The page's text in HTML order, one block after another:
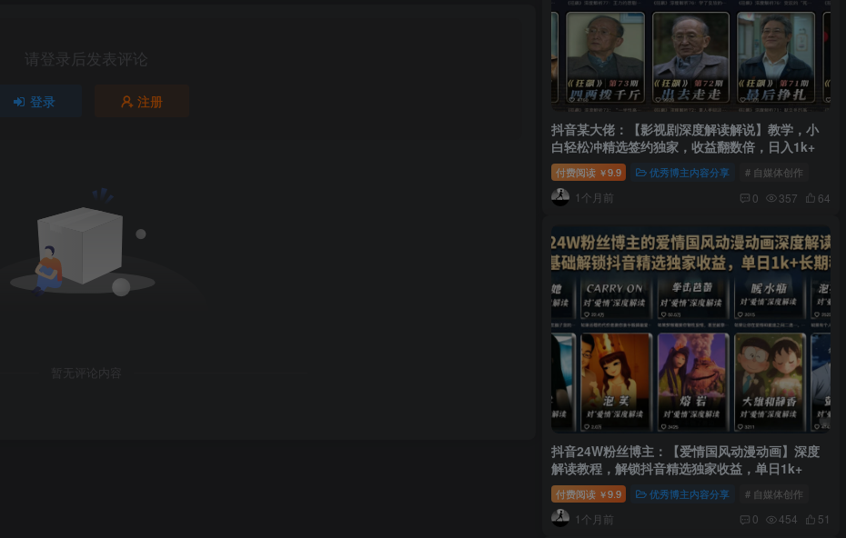
请登录后发表评论
登录 注册
暂无评论内容
抖音某大佬：【影视剧深度解读解说】教学，小
白轻松冲精选签约独家，收益翻数倍，日入1k+
付费阅读 ￥9.9 优秀博主内容分享 # 自媒体创作
1个月前 0 357 64
抖音24W粉丝博主：【爱情国风动漫动画】深度
解读教程，解锁抖音精选独家收益，单日1k+
付费阅读 ￥9.9 优秀博主内容分享 # 自媒体创作
1个月前 0 454 51